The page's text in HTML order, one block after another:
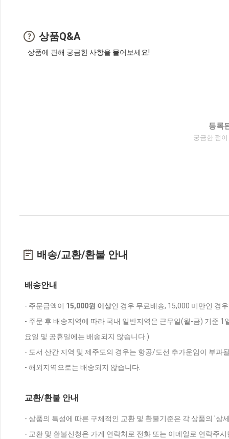
상품Q&A
상품에 관해 궁금한 사항을 물어보세요!
등록
궁금한 점
배송/교환/환불 안내
배송안내
- 주문금액이 15,000원 이상인 경우 무료배송, 15,000 미만인 경
- 주문 후 배송지역에 따라 국내 일반지역은 근무일(월-금) 기준
요일 및 공휴일에는 배송되지 않습니다.)
- 도서 산간 지역 및 제주도의 경우는 항공/도선 추가운임이 부과
- 해외지역으로는 배송되지 않습니다.
교환/환불 안내
- 상품의 특성에 따른 구체적인 교환 및 환불기준은 각 상품의 '상
- 교환 및 환불신청은 가게 연락처로 전화 또는 이메일로 연락주